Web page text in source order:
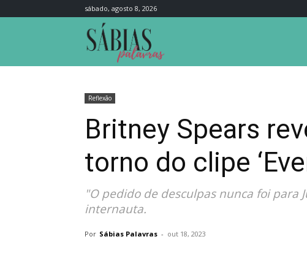
sábado, agosto 8, 2026
Reflexão
Britney Spears
torno do clipe
"O pedido de desculpas nunca foi
internauta.
Por Sábias Palavras - out 18, 2023